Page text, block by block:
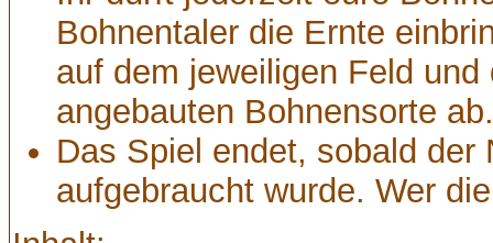
Bohnentaler die Ernte
auf dem jeweiligen Feld
angebauten Bohnensorte ab.
Das Spiel endet, sobald
aufgebraucht wurde. Wer